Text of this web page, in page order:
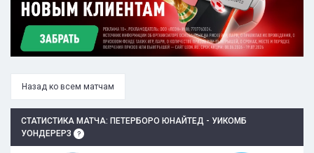
Назад ко всем матчам
СТАТИСТИКА МАТЧА: ПЕТЕРБОРО ЮНАЙТЕД - УИКОМБ
УОНДЕРЕРЗ